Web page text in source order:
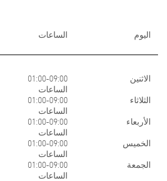
اليوم الساعات
الاثنين
01:00-09:00
الساعات
الثلاثاء
01:00-09:00
الساعات
الأربعاء
01:00-09:00
الساعات
الخميس
01:00-09:00
الساعات
الجمعة
01:00-09:00
الساعات